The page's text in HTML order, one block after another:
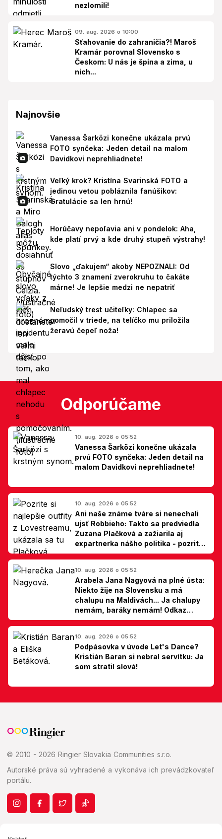
nezlomili!
09. aug. 2026 o 10:00
Sťahovanie do zahraničia?! Maroš
Kramár porovnal Slovensko s
Českom: U nás je špina a zima, u
nich...
Najnovšie
Vanessa Šarközi konečne ukázala prvú
FOTO synčeka: Jeden detail na malom
Davidkovi neprehliadnete!
Veľký krok? Kristína Svarinská FOTO a
jedinou vetou pobláznila fanúšikov:
Gratulácie sa len hrnú!
Horúčavy nepoľavia ani v pondelok: Aha,
kde platí prvý a kde druhý stupeň výstrahy!
Slovo „ďakujem“ akoby NEPOZNALI: Od
týchto 3 znamení zverokruhu to čakáte
márne! Je lepšie medzi ne nepatriť
Neľudský trest učiteľky: Chlapec sa
pomočil v triede, na telíčko mu priložila
žeravú čepeľ noža!
Odporúčame
10. aug. 2026 o 05:52
Vanessa Šarközi konečne ukázala
prvú FOTO synčeka: Jeden detail na
malom Davidkovi neprehliadnete!
10. aug. 2026 o 05:52
Ani naše známe tváre si nenechali
ujsť Robbieho: Takto sa predviedla
Zuzana Plačková a zažiarila aj
expartnerka nášho politika - pozrite
si TOP outfity z Lovestreamu
10. aug. 2026 o 05:52
Arabela Jana Nagyová na plné ústa:
Niekto žije na Slovensku a má
chalupu na Maldivách... Ja chalupy
nemám, baráky nemám! Odkaz
Slovákom
10. aug. 2026 o 05:52
Podpásovka v úvode Let's Dance?
Kristián Baran si nebral servítku: Ja
som stratil slová!
© 2010 - 2026 Ringier Slovakia Communities s.r.o.
Autorské práva sú vyhradené a vykonáva ich prevádzkovateľ
portálu.